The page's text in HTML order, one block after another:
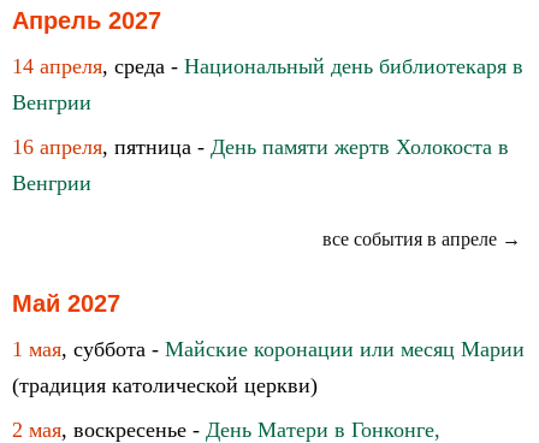
Апрель 2027
14 апреля, среда - Национальный день библиотекаря в
Венгрии
16 апреля, пятница - День памяти жертв Холокоста в
Венгрии
все события в апреле →
Май 2027
1 мая, суббота - Майские коронации или месяц Марии
(традиция католической церкви)
2 мая, воскресенье - День Матери в Гонконге,